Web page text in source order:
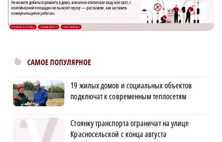
САМОЕ ПОПУЛЯРНОЕ
19 жилых домов и социальных объектов
подключат к современным теплосетям
Стоянку транспорта ограничат на улице
Красносельской с конца августа